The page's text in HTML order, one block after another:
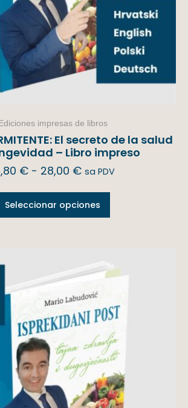
impresas de libros
El secreto de la salud
– Libro impreso
€ - 28,00 € sa PDV
Seleccionar opciones